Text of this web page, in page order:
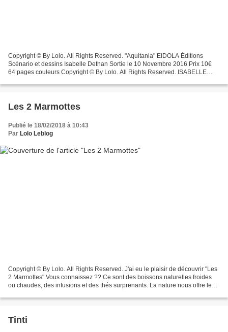
Copyright © By Lolo. All Rights Reserved. "Aquitania" EIDOLA Éditions
Scénario et dessins Isabelle Dethan Sortie le 10 Novembre 2016 Prix 10€
64 pages couleurs Copyright © By Lolo. All Rights Reserved. ISABELLE
Les 2 Marmottes
Publié le 18/02/2018 à 10:43
Par Lolo Leblog
Copyright © By Lolo. All Rights Reserved. J'ai eu le plaisir de découvrir "Les
2 Marmottes" Vous connaissez ?? Ce sont des boissons naturelles froides
ou chaudes, des infusions et des thés surprenants. La nature nous offre le
Tinti